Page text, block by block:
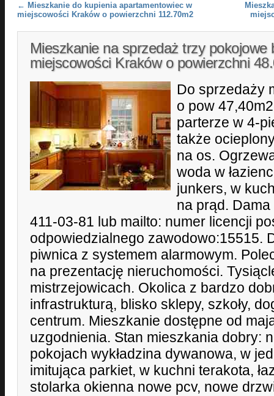
Post navigation
← Mieszkanie do kupienia apartamentowiec w
miejscowości Kraków o powierzchni 112.70m2
Mieszkanie na sprzedaż trzy pokojowe
miejscowości Kraków o powierzchni
Do sprzedaży
o pow
parterze w 4-
także
na os.
woda w
junkers, w
na prąd.
411-03-81 lub mailto: numer licencji
odpowiedzialnego zawodowo:15515.
piwnica z systemem alarmowym.
na prezentację nieruchomości.
mistrzejowicach. Okolica z bardzo
infrastrukturą, blisko sklepy, szkoły,
centrum. Mieszkanie dostępne od
uzgodnienia. Stan mieszkania dobry:
pokojach wykładzina dywanowa, w
imitująca parkiet, w kuchni terakota,
stolarka okienna nowe pcv, nowe